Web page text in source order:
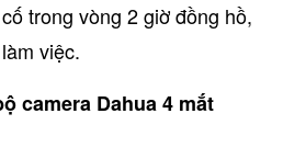
trong vòng 2 giờ đồng hồ,
việc.
camera Dahua 4 mắt